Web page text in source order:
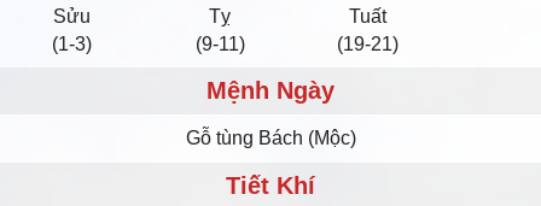
Sửu
(1-3)
Tỵ
(9-11)
Tuất
(19-21)
Mệnh Ngày
Gỗ tùng Bách (Mộc)
Tiết Khí